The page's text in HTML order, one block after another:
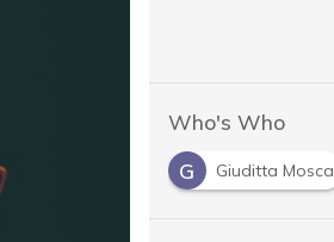
Who's Who
G
Giuditta Mosca